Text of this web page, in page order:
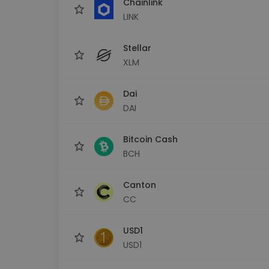
LINK
Stellar
XLM
Dai
DAI
Bitcoin Cash
BCH
Canton
CC
USD1
USD1